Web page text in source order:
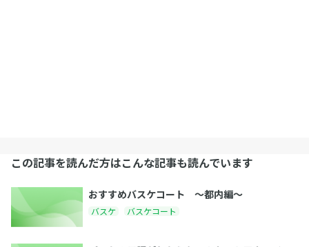
この記事を読んだ方はこんな記事も読んでいます
おすすめバスケコート 〜都内編〜
バスケ バスケコート